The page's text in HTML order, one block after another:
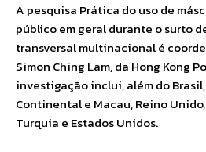
A pesquisa Prática do uso de
público em geral durante o surto
transversal multinacional é
Simon Ching Lam, da Hong Kong
investigação inclui, além do Brasil,
Continental e Macau, Reino
Turquia e Estados Unidos.